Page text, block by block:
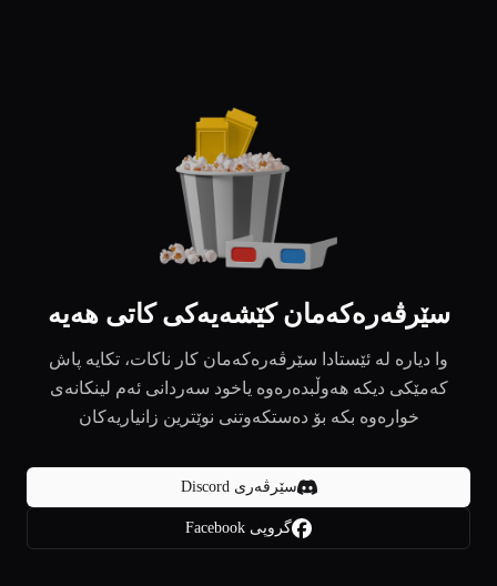
سێرڤەرەکەمان کێشەیەکی کاتی هەیە
وا دیارە لە ئێستادا سێرڤەرەکەمان کار ناکات، تکایە پاش
کەمێکی دیکە هەوڵبدەرەوە یاخود سەردانی ئەم لینکانەی
خوارەوە بکە بۆ دەستکەوتنی نوێترین زانیاریەکان
سێرڤەری Discord
گروپی Facebook